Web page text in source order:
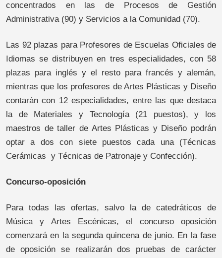
concentrados en las de Procesos de Gestión
Administrativa (90) y Servicios a la Comunidad (70).
Las 92 plazas para Profesores de Escuelas Oficiales de
Idiomas se distribuyen en tres especialidades, con 58
plazas para inglés y el resto para francés y alemán,
mientras que los profesores de Artes Plásticas y Diseño
contarán con 12 especialidades, entre las que destaca
la de Materiales y Tecnología (21 puestos), y los
maestros de taller de Artes Plásticas y Diseño podrán
optar a dos con siete puestos cada una (Técnicas
Cerámicas y Técnicas de Patronaje y Confección).
Concurso-oposición
Para todas las ofertas, salvo la de catedráticos de
Música y Artes Escénicas, el concurso oposición
comenzará en la segunda quincena de junio. En la fase
de oposición se realizarán dos pruebas de carácter